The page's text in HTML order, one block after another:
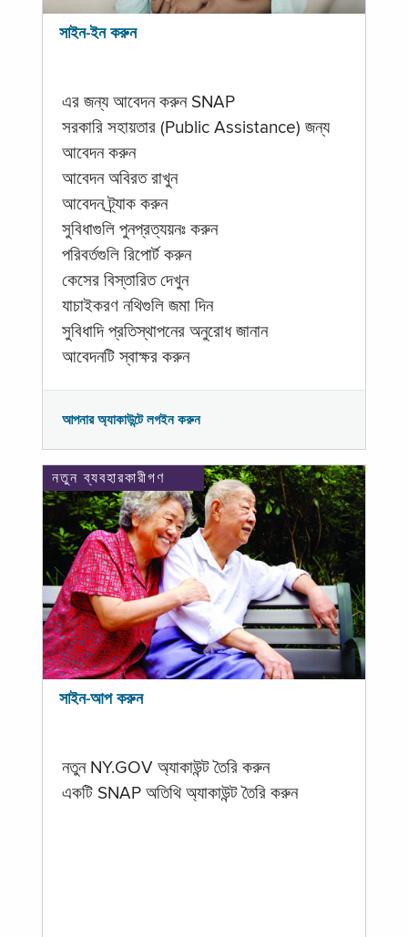
সাইন-ইন করুন
এর জন্য আবেদন করুন SNAP
সরকারি সহায়তার (Public Assistance) জন্য
আবেদন করুন
আবেদন অবিরত রাখুন
আবেদন ট্র্যাক করুন
সুবিধাগুলি পুনপ্রত্যয়নঃ করুন
পরিবর্তগুলি রিপোর্ট করুন
কেসের বিস্তারিত দেখুন
যাচাইকরণ নথিগুলি জমা দিন
সুবিধাদি প্রতিস্থাপনের অনুরোধ জানান
আবেদনটি স্বাক্ষর করুন
আপনার অ্যাকাউন্টে লগইন করুন
নতুন ব্যবহারকারীগণ
সাইন-আপ করুন
নতুন NY.GOV অ্যাকাউন্ট তৈরি করুন
একটি SNAP অতিথি অ্যাকাউন্ট তৈরি করুন